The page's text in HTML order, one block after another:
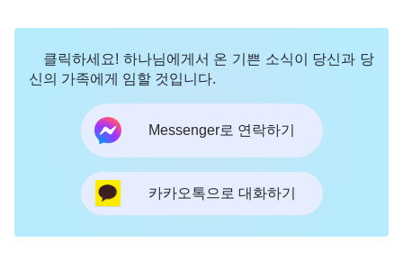
벗어나지 않는다. 이 두 단어는 모든 사람의 삶에 있
어 굉장히 중요한 것으로, 이것이야말로 사탄이 사람
에게 주입하려고 하는 것이다. 대체 무엇일까? 바로
‘명예’와 ‘이익’이다. 사탄은 공격적인 방법 대신 부드
럽고 사람의 사고방식에 맞고 온건한 방법을 써서 사
람이 부지불식간에 사탄의 생존 방법과 생존 법칙을
받아들이도록 하고, 인생의 목표와 방향을 세우게 한
다. 또한 자기도 모르는 사이 인생의 꿈을 가지게 한
클릭하세요! 하나님에게서 온 기쁜 소식이 당신과 당
신의 가족에게 임할 것입니다.
Messenger로 연락하기
카카오톡으로 대화하기